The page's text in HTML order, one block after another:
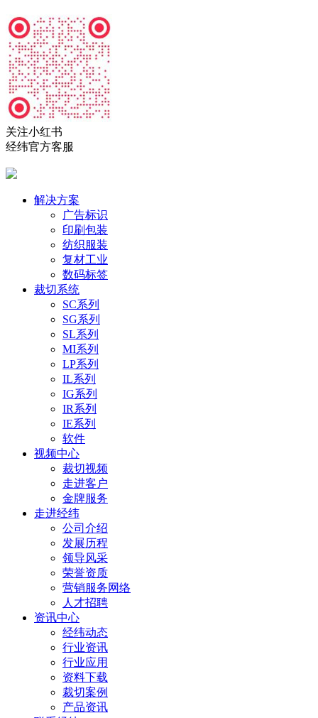
关注小红书
经纬官方客服
解决方案
广告标识
印刷包装
纺织服装
复材工业
数码标签
裁切系统
SC系列
SG系列
SL系列
MI系列
LP系列
IL系列
IG系列
IR系列
IE系列
软件
视频中心
裁切视频
走进客户
金牌服务
走进经纬
公司介绍
发展历程
领导风采
荣誉资质
营销服务网络
人才招聘
资讯中心
经纬动态
行业资讯
行业应用
资料下载
裁切案例
产品资讯